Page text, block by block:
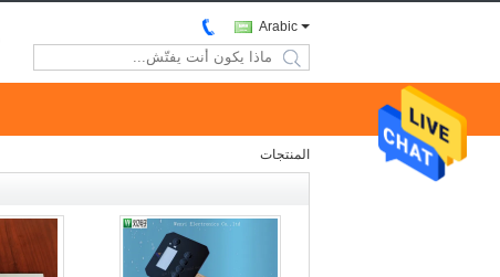
Arabic
search
المنتجات